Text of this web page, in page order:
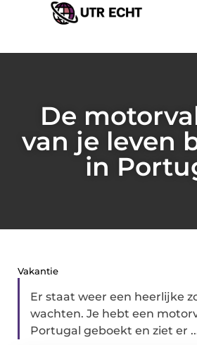
De
van je leven
in
Vakantie
Er staat weer een heerlijke
wachten. Je hebt een
Portugal geboekt en ziet er